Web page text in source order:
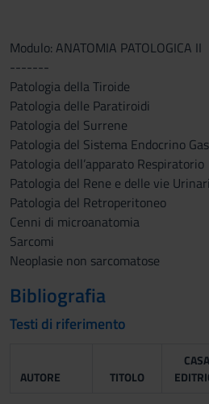
Modulo: ANATOMIA PATOLOGICA II
-------
Patologia della Tiroide
Patologia delle Paratiroidi
Patologia del Surrene
Patologia del Sistema Endocrino
Patologia dell’apparato Respiratorio
Patologia del Rene e delle vie
Patologia del Retroperitoneo
Cenni di microanatomia
Sarcomi
Neoplasie non sarcomatose
Bibliografia
Testi di riferimento
AUTORE TITOLO
CASA